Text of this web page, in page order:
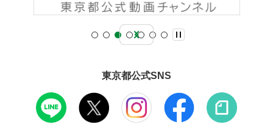
東京都公式SNS